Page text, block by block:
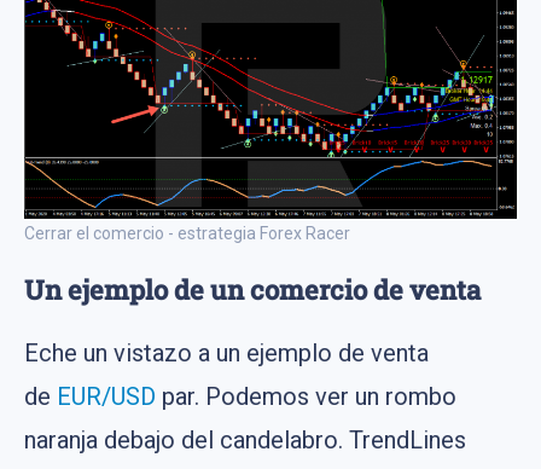
Cerrar el comercio - estrategia Forex Racer
Un ejemplo de un comercio de venta
Eche un vistazo a un ejemplo de venta
de EUR/USD par. Podemos ver un rombo
naranja debajo del candelabro. TrendLines